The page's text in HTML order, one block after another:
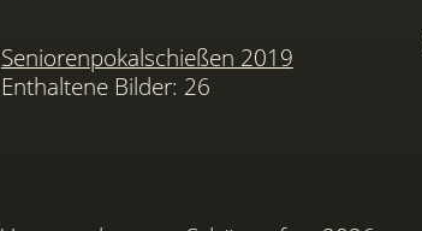
Seniorenpokalschießen 2019
Enthaltene Bilder: 26